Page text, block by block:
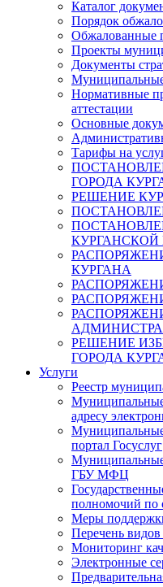
Каталог
Порядок
Обжалованные
Проекты
Документы
Нормативные
аттестации
Основные
Тарифы на
ГОРОДА
РЕШЕНИЕ
КУРГАНА
РЕШЕНИЕ
ГОРОДА
Услуги
Реестр
Муниципальные
адресу
Муниципальные
портал Госуслуг
Муниципальные
ГБУ МФЦ
полномочий по
Меры
Перечень
Мониторинг
Электронные